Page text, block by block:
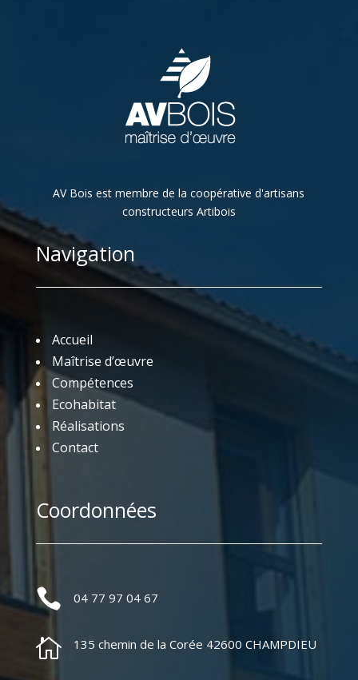
AV Bois est membre de la coopérative d'artisans
constructeurs Artibois
Navigation
Accueil
Maîtrise d’œuvre
Compétences
Ecohabitat
Réalisations
Contact
Coordonnées
 04 77 97 04 67
 135 chemin de la Corée 42600 CHAMPDIEU